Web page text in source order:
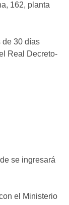
162, planta
de 30 días
Real Decreto-
se ingresará
el Ministerio